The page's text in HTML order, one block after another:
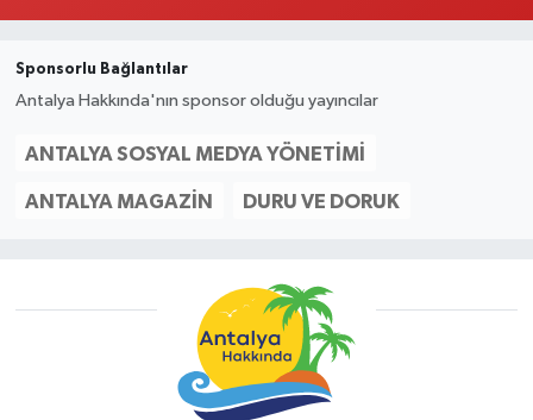
Sponsorlu Bağlantılar
Antalya Hakkında'nın sponsor olduğu yayıncılar
ANTALYA SOSYAL MEDYA YÖNETIMI
ANTALYA MAGAZIN DURU VE DORUK